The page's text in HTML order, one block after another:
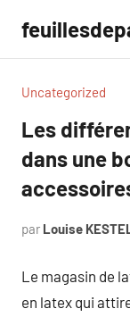
contenu
Uncategorized
Les
dans une
par Louise
Le magasin de
en latex qui